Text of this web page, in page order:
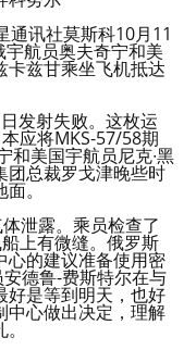
通讯社莫斯科10月11
宇航员奥夫奇宁和美
卡兹甘乘坐飞机抵达
发射失败。这枚运
应将MKS-57/58期
和美国宇航员尼克∙黑
团总裁罗戈津晚些时
。
泄露。乘员检查了
上有微缝。俄罗斯
心的建议准备使用密
德鲁-费斯特尔在与
好是等到明天，也好
中心做出决定，理解